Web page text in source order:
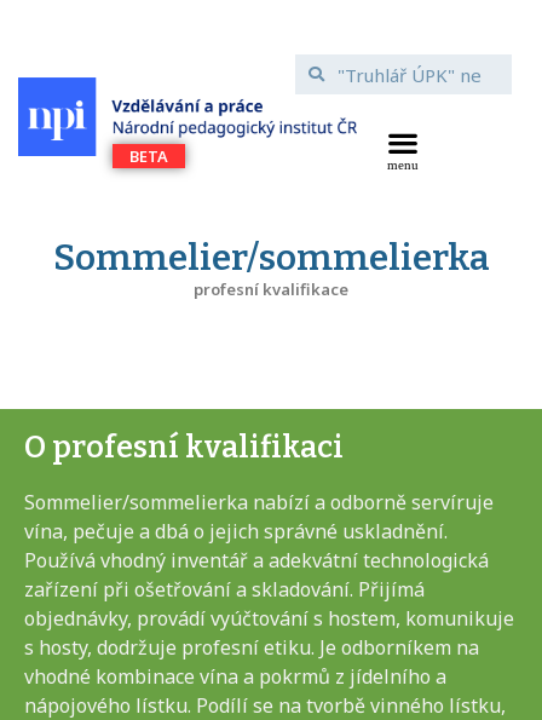
Sommelier/sommelierka
profesní kvalifikace
O profesní kvalifikaci
Sommelier/sommelierka nabízí a odborně servíruje
vína, pečuje a dbá o jejich správné uskladnění.
Používá vhodný inventář a adekvátní technologická
zařízení při ošetřování a skladování. Přijímá
objednávky, provádí vyúčtování s hostem, komunikuje
s hosty, dodržuje profesní etiku. Je odborníkem na
vhodné kombinace vína a pokrmů z jídelního a
nápojového lístku. Podílí se na tvorbě vinného lístku,